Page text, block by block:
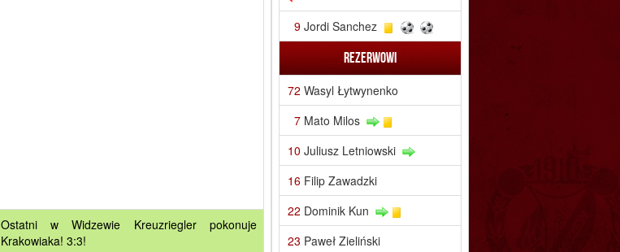
Ostatni w Widzewie Kreuzriegler pokonuje
Krakowiaka! 3:3!
9 Jordi Sanchez
Rezerwowi
72 Wasyl Łytwynenko
7 Mato Milos
10 Juliusz Letniowski
16 Filip Zawadzki
22 Dominik Kun
23 Paweł Zieliński